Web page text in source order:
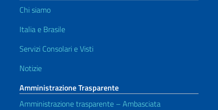
Chi siamo
Italia e Brasile
Servizi Consolari e Visti
Notizie
Amministrazione Trasparente
Amministrazione trasparente – Ambasciata